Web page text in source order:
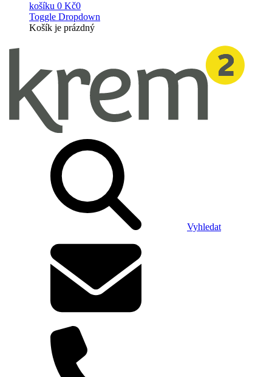
košíku 0 Kč0
Toggle Dropdown
Košík je prázdný
Vyhledat